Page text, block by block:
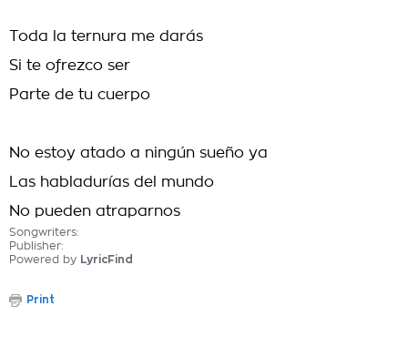
Toda la ternura me darás
Si te ofrezco ser
Parte de tu cuerpo
No estoy atado a ningún sueño ya
Las habladurías del mundo
No pueden atraparnos
Songwriters:
Publisher:
Powered by LyricFind
Print